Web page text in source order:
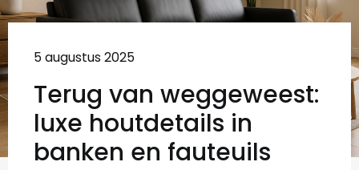
5 augustus 2025
Terug van weggeweest:
luxe houtdetails in
banken en fauteuils